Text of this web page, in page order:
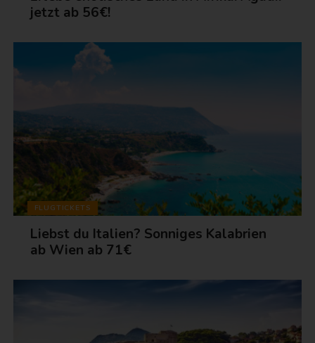
jetzt ab 56€!
FLUGTICKETS
Liebst du Italien? Sonniges Kalabrien
ab Wien ab 71€